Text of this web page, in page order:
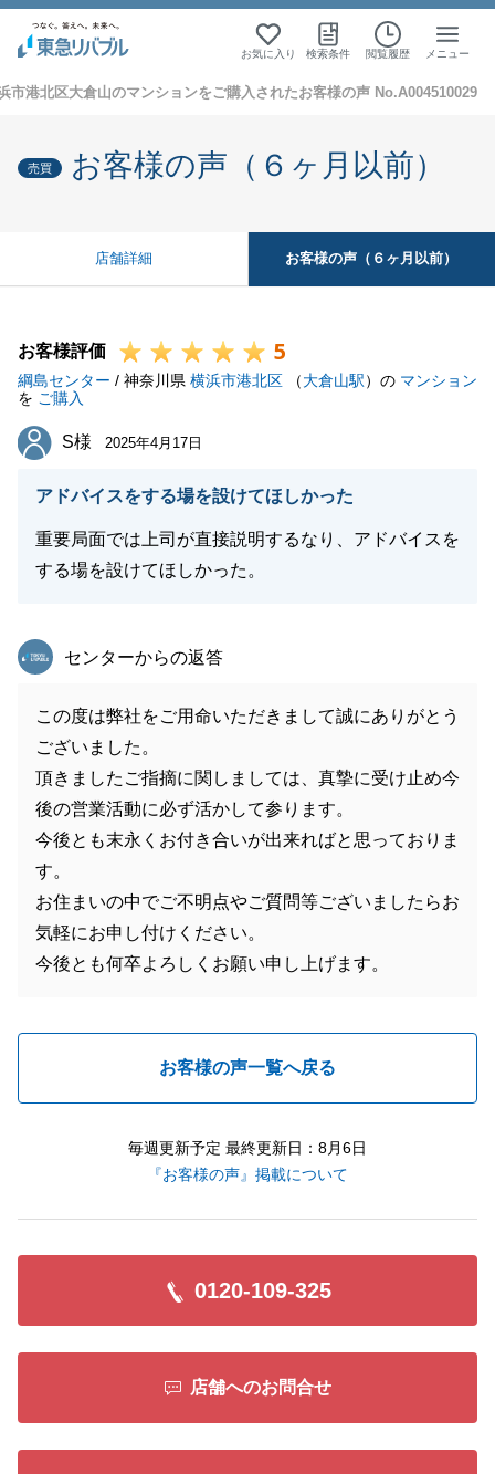
お気に入り 検索条件 閲覧履歴 メニュー
市港北区大倉山のマンションをご購入されたお客様の声 No.A004510029
売買 お客様の声（６ヶ月以前）
店舗詳細 お客様の声（６ヶ月以前）
お客様評価 5
綱島センター / 神奈川県 横浜市港北区 （大倉山駅）の マンション
を ご購入
S様
S様 2025年4月17日
アドバイスをする場を設けてほしかった
重要局面では上司が直接説明するなり、アドバイスを
する場を設けてほしかった。
東急リバブル
センターからの返答
この度は弊社をご用命いただきまして誠にありがとう
ございました。
頂きましたご指摘に関しましては、真摯に受け止め今
後の営業活動に必ず活かして参ります。
今後とも末永くお付き合いが出来ればと思っておりま
す。
お住まいの中でご不明点やご質問等ございましたらお
気軽にお申し付けください。
今後とも何卒よろしくお願い申し上げます。
お客様の声一覧へ戻る
毎週更新予定 最終更新日：8月6日
『お客様の声』掲載について
0120-109-325
店舗へのお問合せ